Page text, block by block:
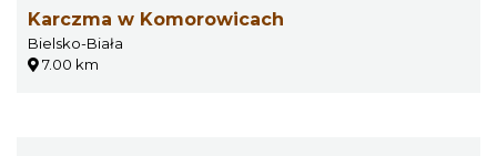
Karczma w Komorowicach
Bielsko-Biała
7.00 km